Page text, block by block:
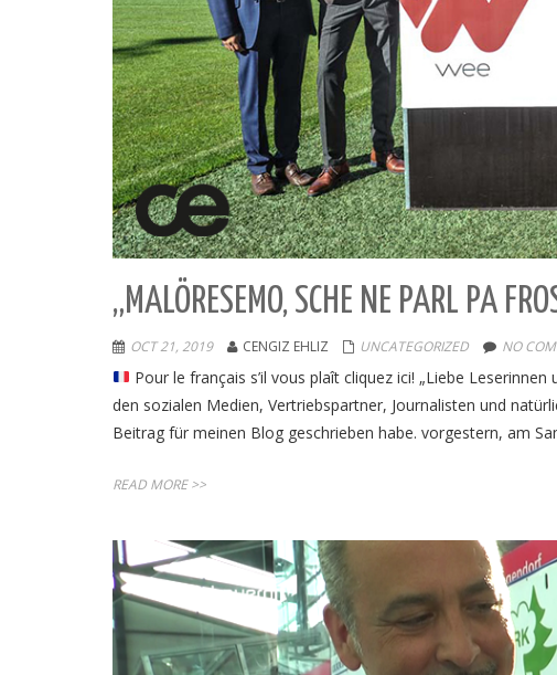
„MALÖRESEMO, SCHE NE PARL PA
OCT 21, 2019 CENGIZ EHLIZ UNCATEGORIZED NO
Pour le français s’il vous plaît cliquez ici! „Liebe
den sozialen Medien, Vertriebspartner, Journalisten und
Beitrag für meinen Blog geschrieben habe. vorgestern, am
READ MORE >>